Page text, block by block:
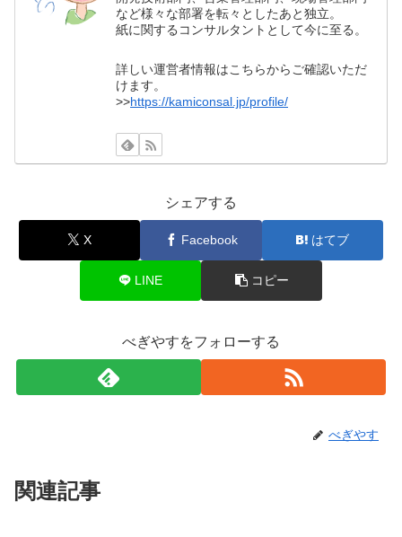
など様々な部署を転々としたあと独立。
紙に関するコンサルタントとして今に至る。
詳しい運営者情報はこちらからご確認いただ
けます。
>>https://kamiconsal.jp/profile/
シェアする
X Facebook はてブ
LINE コピー
べぎやすをフォローする
べぎやす
関連記事